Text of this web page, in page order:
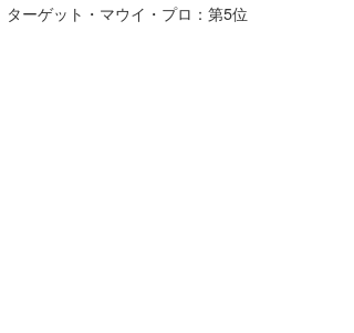
ターゲット・マウイ・プロ：第5位